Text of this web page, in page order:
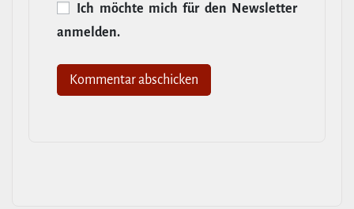
Ich möchte mich für den News­letter
anmelden.